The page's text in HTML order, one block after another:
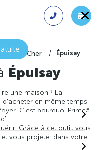
Loir-et-Cher Épuisay
Épuisay
une maison ? La
en même temps
C'est pourquoi Primeâ
Grâce à cet outil, vous
vous projeter dans votre